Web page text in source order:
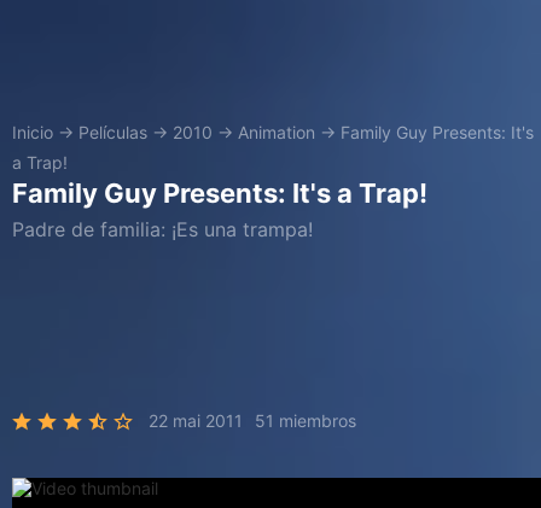
Inicio → Películas → 2010 → Animation → Family Guy Presents: It's
a Trap!
Family Guy Presents: It's a Trap!
Padre de familia: ¡Es una trampa!
22 mai 2011 51 miembros